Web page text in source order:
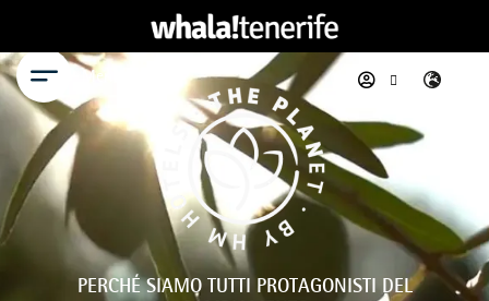
Menu
PERCHÉ SIAMO TUTTI PROTAGONISTI DEL